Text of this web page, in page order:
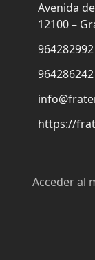
Avenida
12100 –
964282992
964286242
https://
Acceder al